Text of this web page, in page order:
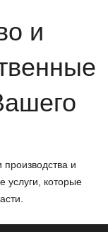
и
и
услуги, которые